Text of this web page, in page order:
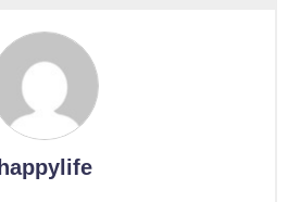
happylife